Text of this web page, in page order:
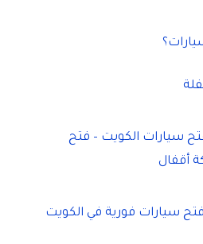
سيارات الكويت – فتح
أقفال
سيارات فورية في الكويت